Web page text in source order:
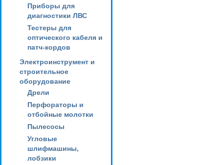
Приборы для
диагностики ЛВС
Тестеры для
оптического кабеля и
патч-кордов
Электроинструмент и
строительное
оборудование
Дрели
Перфораторы и
отбойные молотки
Пылесосы
Угловые
шлифмашины,
лобзики